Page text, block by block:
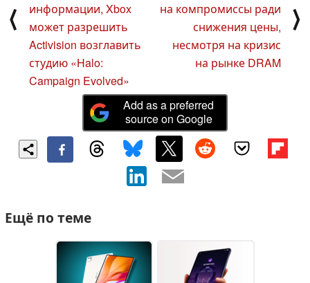
⟨
информации, Xbox
может разрешить
Activision возглавить
студию «Halo:
Campaign Evolved»
на компромиссы ради
снижения цены,
несмотря на кризис
на рынке DRAM
⟩
Add as a preferred
source on Google
Ещё по теме